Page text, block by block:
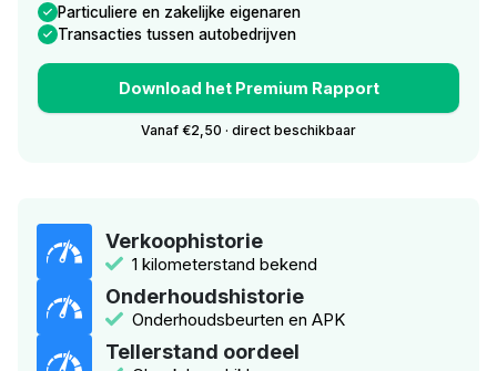
Particuliere en zakelijke eigenaren
Transacties tussen autobedrijven
Download het Premium Rapport
Vanaf €2,50 · direct beschikbaar
Verkoophistorie
1 kilometerstand bekend
Onderhoudshistorie
Onderhoudsbeurten en APK
Tellerstand oordeel